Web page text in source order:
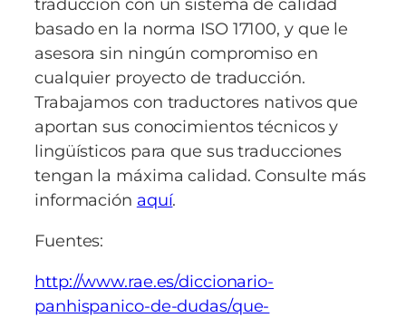
traducción con un sistema de calidad
basado en la norma ISO 17100, y que le
asesora sin ningún compromiso en
cualquier proyecto de traducción.
Trabajamos con traductores nativos que
aportan sus conocimientos técnicos y
lingüísticos para que sus traducciones
tengan la máxima calidad. Consulte más
información aquí.
Fuentes:
http://www.rae.es/diccionario-
panhispanico-de-dudas/que-